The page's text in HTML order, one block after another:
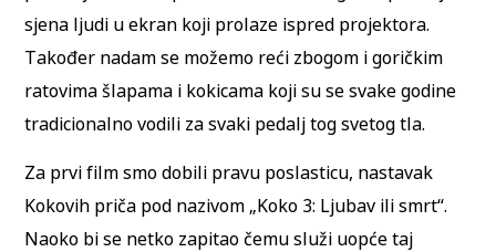
sjena ljudi u ekran koji prolaze ispred projektora.
Također nadam se možemo reći zbogom i goričkim
ratovima šlapama i kokicama koji su se svake godine
tradicionalno vodili za svaki pedalj tog svetog tla.
Za prvi film smo dobili pravu poslasticu, nastavak
Kokovih priča pod nazivom „Koko 3: Ljubav ili smrt“.
Naoko bi se netko zapitao čemu služi uopće taj